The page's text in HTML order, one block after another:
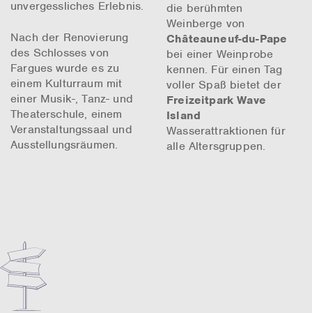
unvergessliches Erlebnis.
Nach der Renovierung
des Schlosses von
Fargues wurde es zu
einem Kulturraum mit
einer Musik-, Tanz- und
Theaterschule, einem
Veranstaltungssaal und
Ausstellungsräumen.
die berühmten
Weinberge von
Châteauneuf-du-Pape
bei einer Weinprobe
kennen. Für einen Tag
voller Spaß bietet der
Freizeitpark Wave
Island
Wasserattraktionen für
alle Altersgruppen.